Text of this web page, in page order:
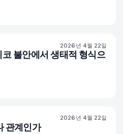
74% 45
2026년 4월 22일
코 불안에서 생태적 형식으
80% 117
2026년 4월 22일
관계인가